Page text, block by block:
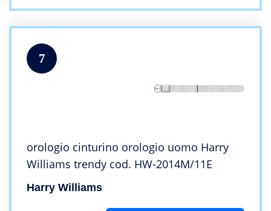
7
orologio cinturino orologio uomo Harry
Williams trendy cod. HW-2014M/11E
Harry Williams